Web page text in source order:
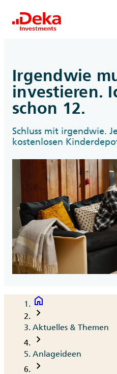
Irgendwie
investieren.
schon 12.
Schluss mit irgendwie.
kostenlosen
Breadcrumb
home
chevron_right
Aktuelles & Themen
chevron_right
Anlageideen
chevron_right